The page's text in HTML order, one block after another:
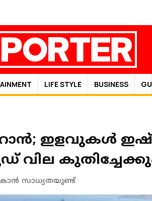
LIFE STYLE BUSINESS
ഇളവുകള്‍
വില
സാധ്യതയുണ്ട്